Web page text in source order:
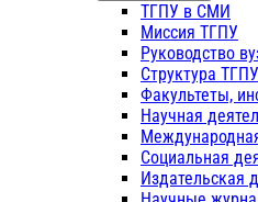
ТГПУ в СМИ
Миссия ТГПУ
Руководство
Структура ТГПУ
Факультеты,
Научная
Социальная
Издательская